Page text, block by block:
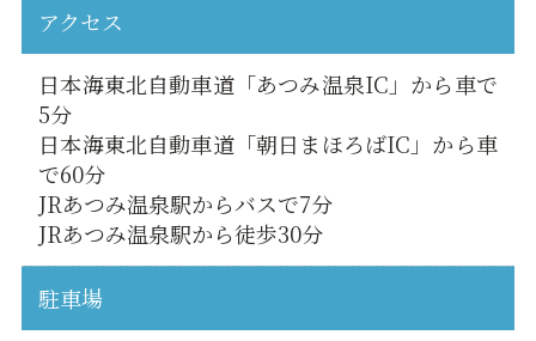
アクセス
日本海東北自動車道「あつみ温泉IC」から車で
5分
日本海東北自動車道「朝日まほろばIC」から車
で60分
JRあつみ温泉駅からバスで7分
JRあつみ温泉駅から徒歩30分
駐車場